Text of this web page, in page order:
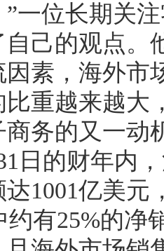
一位长期关
自己的观点。
因素，海外市
比重越来越大
务的又一动
日的财年内
1001亿美元
约有25%的净